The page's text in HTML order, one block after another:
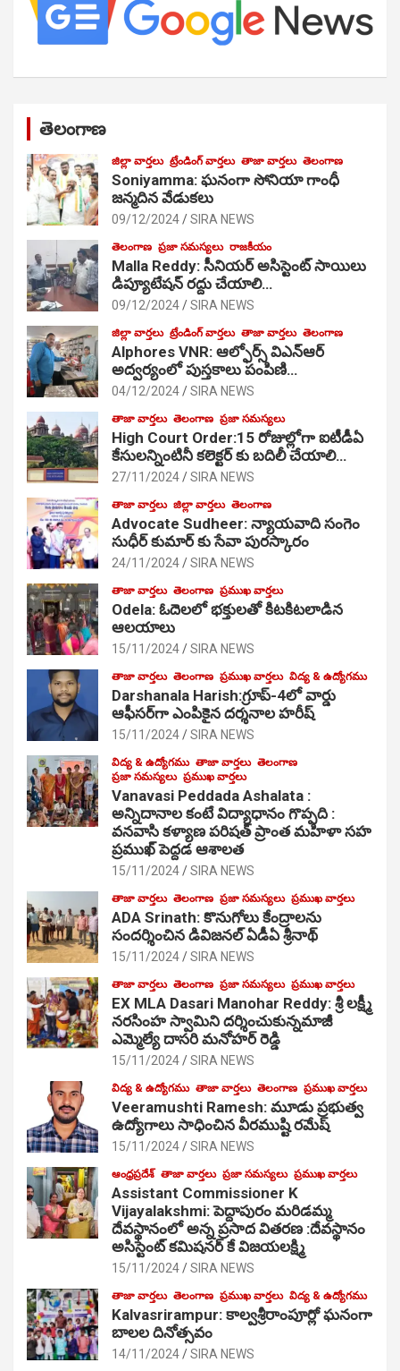
తెలంగాణ
జిల్లా వార్తలు ట్రేండింగ్ వార్తలు తాజా వార్తలు తెలంగాణ
Soniyamma: ఘ‌నంగా సోనియా గాంధీ
జ‌న్మ‌దిన వేడుక‌లు
09/12/2024 SIRA NEWS
తెలంగాణ ప్రజా సమస్యలు రాజకీయం
Malla Reddy: సీనియర్ అసిస్టెంట్ సాయిలు
డిప్యూటేషన్ రద్దు చేయాలి…
09/12/2024 SIRA NEWS
జిల్లా వార్తలు ట్రేండింగ్ వార్తలు తాజా వార్తలు తెలంగాణ
Alphores VNR: ఆల్ఫోర్స్ విఎన్ఆర్
అద్వర్యంలో పుస్తకాలు పంపిణి…
04/12/2024 SIRA NEWS
తాజా వార్తలు తెలంగాణ ప్రజా సమస్యలు
High Court Order:15 రోజుల్లోగా ఐటీడీఏ
కేసులన్నింటినీ కలెక్టర్ కు బదిలీ చేయాలి…
27/11/2024 SIRA NEWS
తాజా వార్తలు జిల్లా వార్తలు తెలంగాణ
Advocate Sudheer: న్యాయవాది సంగెం
సుధీర్ కుమార్ కు సేవా పురస్కారం
24/11/2024 SIRA NEWS
తాజా వార్తలు తెలంగాణ ప్రముఖ వార్తలు
Odela: ఓదెల‌లో భక్తులతో కిటకిటలాడిన
ఆల‌యాలు
15/11/2024 SIRA NEWS
తాజా వార్తలు తెలంగాణ ప్రముఖ వార్తలు విద్య & ఉద్యోగము
Darshanala Harish:గ్రూప్-4లో వార్డు
ఆఫీసర్‌గా ఎంపికైన దర్శనాల హరీష్
15/11/2024 SIRA NEWS
విద్య & ఉద్యోగము తాజా వార్తలు తెలంగాణ
ప్రజా సమస్యలు ప్రముఖ వార్తలు
Vanavasi Peddada Ashalata :
అన్నిదానాల కంటే విద్యాధానం గొప్పది :
వనవాసి కళ్యాణ పరిషత్ ప్రాంత మహిళా సహ
ప్రముఖ్ పెద్దడ ఆశాలత
15/11/2024 SIRA NEWS
తాజా వార్తలు తెలంగాణ ప్రజా సమస్యలు ప్రముఖ వార్తలు
ADA Srinath: కొనుగోలు కేంద్రాల‌ను
సంద‌ర్శించిన డివిజనల్ ఏడీఏ శ్రీనాథ్
15/11/2024 SIRA NEWS
తాజా వార్తలు తెలంగాణ ప్రజా సమస్యలు ప్రముఖ వార్తలు
EX MLA Dasari Manohar Reddy: శ్రీ లక్ష్మీ
నరసింహ స్వామిని దర్శించుకున్నమాజీ
ఎమ్మెల్యే దాసరి మనోహర్ రెడ్డి
15/11/2024 SIRA NEWS
విద్య & ఉద్యోగము తాజా వార్తలు తెలంగాణ ప్రముఖ వార్తలు
Veeramushti Ramesh: మూడు ప్రభుత్వ
ఉద్యోగాలు సాధించిన వీరముష్టి రమేష్
15/11/2024 SIRA NEWS
ఆంధ్రప్రదేశ్ తాజా వార్తలు ప్రజా సమస్యలు ప్రముఖ వార్తలు
Assistant Commissioner K
Vijayalakshmi: పెద్దాపురం మరిడమ్మ
దేవస్థానంలో అన్న ప్రసాద వితరణ :దేవస్థానం
అసిస్టెంట్ కమిషనర్ కే విజయలక్ష్మి
15/11/2024 SIRA NEWS
తాజా వార్తలు తెలంగాణ ప్రముఖ వార్తలు విద్య & ఉద్యోగము
Kalvasrirampur: కాల్వశ్రీరాంపూర్లో ఘనంగా
బాలల దినోత్సవం
14/11/2024 SIRA NEWS